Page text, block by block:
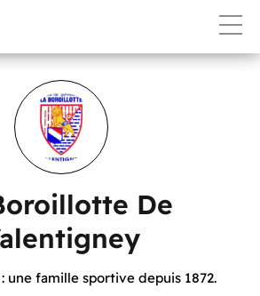
De
une famille sportive depuis 1872.